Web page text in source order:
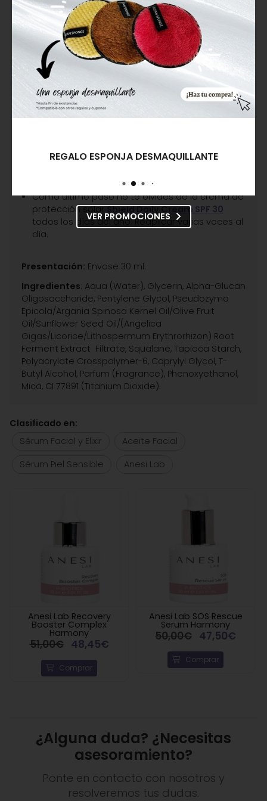
Ahora es el momento de potenciar tu ritual de
belleza, conSOS Rescue Serum.Aplicarlo en
rostro, cuello y escote, masajeando hasta su
total absorción.
Si tu piel está muy deshidratada, tirante o
descamada, puedes aplicar 3-5 gotas de
Recovery Booster Complex
A continuación aplicamos la
Gentle Comfort
Harmonyen rostro, cuello y escote,
masajeando con maniobras ascendentes
crema ponemos por la nocheBeauty Sleep
dejamos hasta la mañana.
Como último paso no te olvides de la crema de
protección solarShield Daily Cream SPF 30
todos los días del año. Reaplicar varias veces al
día.
Presentación: Envase 30 ml.
Ingredientes: Aqua (Water), Glycerin, Alpha-Glucan
Oligosaccharide, Pentylene Glycol, Pseudozyma
Epicola/Argania Spinosa Kernel Oil/Olive Fruit
Oil/Sunflower Seed Oil/(Angelica
Gigas/Licorice/Lithospermum Erythrorhizon) Root
Ferment Extract Filtrate, Squalane, Tapioca Starch,
Polyacrylate Crosspolymer-6, Caprylyl Glycol, T-
Butyl Alcohol, Parfum (Fragrance), Phenoxyethanol,
Mica, CI 77891 (Titanium Dioxide).
Clasificado en:
Sérum Facial y Elixir
Aceite Facial
Sérum Piel Sensible
Anesi Lab
Anesi Lab Recovery
Booster Complex
Harmony
51,00€ 48,45€
Comprar
Anesi Lab SOS Rescue
Serum Harmony
50,00€ 47,50€
Comprar
¿Alguna duda? ¿Necesitas
asesoramiento?
Ponte en contacto con nosotros y
resolveremos tus dudas.
REGALO ESPONJA DESMAQUILLANTE
VER PROMOCIONES